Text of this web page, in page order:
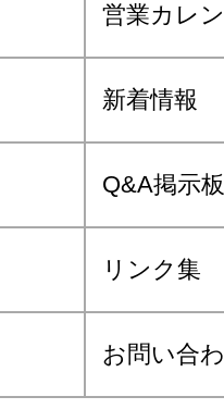
営業カレ
新着情報
Q&A掲示板
リンク集
お問い合